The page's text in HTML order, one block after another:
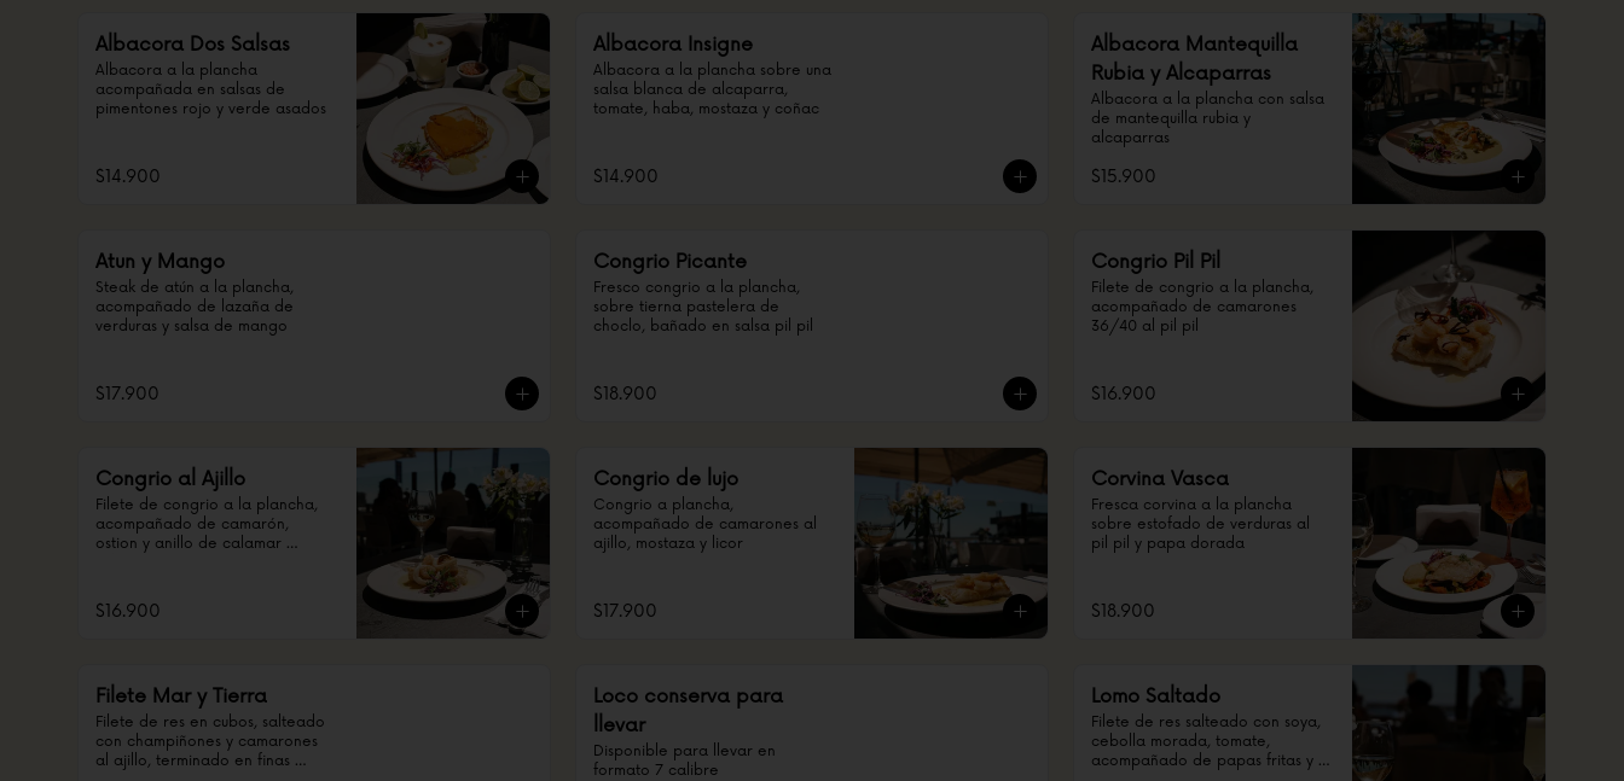
Albacora Dos Salsas
Albacora a la plancha
acompañada en salsas de
pimentones rojo y verde asados
$14.900
Albacora Insigne
Albacora a la plancha sobre una
salsa blanca de alcaparra,
tomate, haba, mostaza y coñac
$14.900
Albacora Mantequilla
Rubia y Alcaparras
Albacora a la plancha con salsa
de mantequilla rubia y
alcaparras
$15.900
Atun y Mango
Steak de atún a la plancha,
acompañado de lazaña de
verduras y salsa de mango
$17.900
Congrio Picante
Fresco congrio a la plancha,
sobre tierna pastelera de
choclo, bañado en salsa pil pil
$18.900
Congrio Pil Pil
Filete de congrio a la plancha,
acompañado de camarones
36/40 al pil pil
$16.900
Congrio al Ajillo
Filete de congrio a la plancha,
acompañado de camarón,
ostion y anillo de calamar
$16.900
Congrio de lujo
Congrio a plancha,
acompañado de camarones al
ajillo, mostaza y licor
$17.900
Corvina Vasca
Fresca corvina a la plancha
sobre estofado de verduras al
pil pil y papa dorada
$18.900
Filete Mar y Tierra
Filete de res en cubos, salteado
con champiñones y camarones
al ajillo, terminado en finas
Loco conserva para
llevar
Disponible para llevar en
formato 7 calibre
Lomo Saltado
Filete de res salteado con soya,
cebolla morada, tomate,
acompañado de papas fritas y